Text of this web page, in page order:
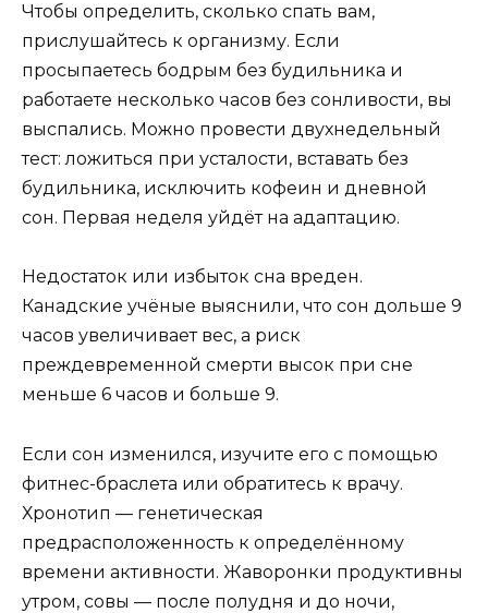
Чтобы определить, сколько спать вам,
прислушайтесь к организму. Если
просыпаетесь бодрым без будильника и
работаете несколько часов без сонливости, вы
выспались. Можно провести двухнедельный
тест: ложиться при усталости, вставать без
будильника, исключить кофеин и дневной
сон. Первая неделя уйдёт на адаптацию.
Недостаток или избыток сна вреден.
Канадские учёные выяснили, что сон дольше 9
часов увеличивает вес, а риск
преждевременной смерти высок при сне
меньше 6 часов и больше 9.
Если сон изменился, изучите его с помощью
фитнес-браслета или обратитесь к врачу.
Хронотип — генетическая
предрасположенность к определённому
времени активности. Жаворонки продуктивны
утром, совы — после полудня и до ночи,